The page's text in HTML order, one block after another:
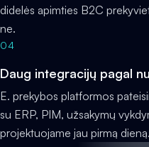
didelės apimties B2C
ne.
04
Daug integracijų pagal
E. prekybos platformos
su ERP, PIM, užsakymų
projektuojame jau pirmą dieną.